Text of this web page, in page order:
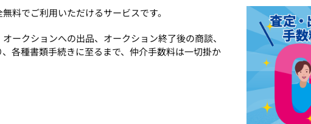
料でご利用いただけるサービスです。
ークションへの出品、オークション終了後の商談、
各種書類手続きに至るまで、仲介手数料は一切掛か